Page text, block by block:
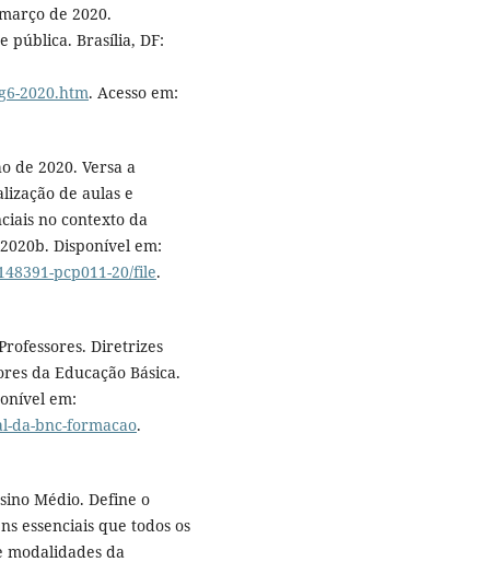
de 2020.
pública. Brasília, DF:
2020.htm. Acesso em:
de 2020. Versa a
de aulas e
no contexto da
Disponível em:
pcp011-20/file.
Diretrizes
da Educação Básica.
em:
da-bnc-formacao.
Médio. Define o
essenciais que todos os
modalidades da